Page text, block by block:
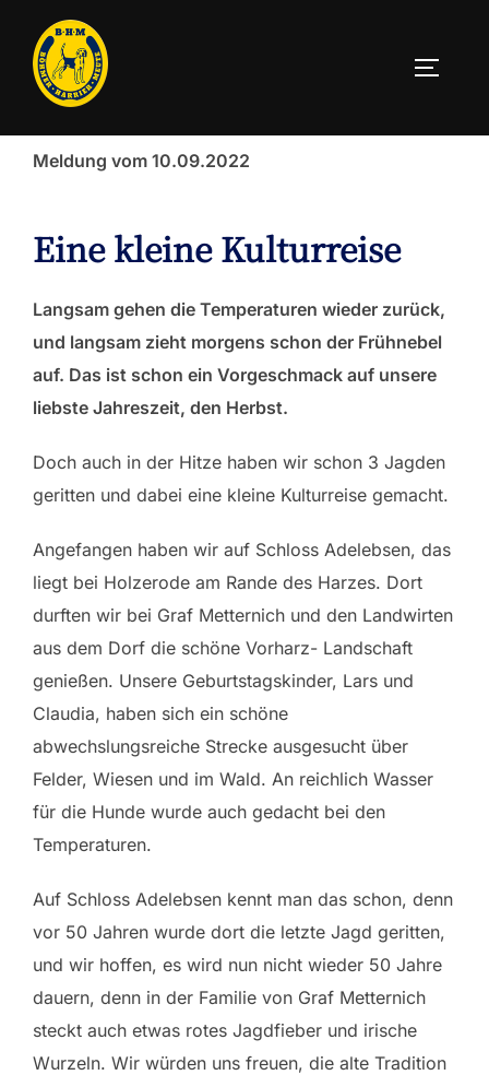
Inhalt
springen
Meldung vom 10.09.2022
Eine kleine Kulturreise
Langsam gehen die Temperaturen wieder zurück,
und langsam zieht morgens schon der Frühnebel
auf. Das ist schon ein Vorgeschmack auf unsere
liebste Jahreszeit, den Herbst.
Doch auch in der Hitze haben wir schon 3 Jagden
geritten und dabei eine kleine Kulturreise gemacht.
Angefangen haben wir auf Schloss Adelebsen, das
liegt bei Holzerode am Rande des Harzes. Dort
durften wir bei Graf Metternich und den Landwirten
aus dem Dorf die schöne Vorharz- Landschaft
genießen. Unsere Geburtstagskinder, Lars und
Claudia, haben sich ein schöne
abwechslungsreiche Strecke ausgesucht über
Felder, Wiesen und im Wald. An reichlich Wasser
für die Hunde wurde auch gedacht bei den
Temperaturen.
Auf Schloss Adelebsen kennt man das schon, denn
vor 50 Jahren wurde dort die letzte Jagd geritten,
und wir hoffen, es wird nun nicht wieder 50 Jahre
dauern, denn in der Familie von Graf Metternich
steckt auch etwas rotes Jagdfieber und irische
Wurzeln. Wir würden uns freuen, die alte Tradition